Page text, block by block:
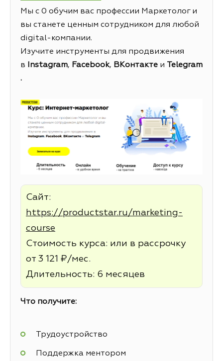
Мы с 0 обучим вас профессии Маркетолог и
вы станете ценным сотрудником для любой
digital-компании.
Изучите инструменты для продвижения
в
Instagram, Facebook, ВКонтакте и
Telegram
.
Сайт:
https://productstar.ru/marketing-
course
Стоимость курса: или в рассрочку
от 3 121 ₽/мес.
Длительность: 6 месяцев
Что получите:
Трудоустройство
Поддержка ментором